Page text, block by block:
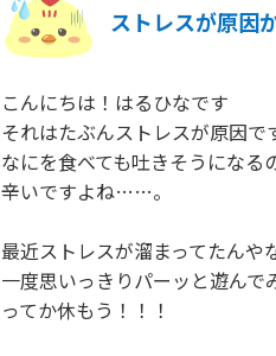
ストレスが原因
こんにちは！はるひなです
それはたぶんストレスが原因で
なにを食べても吐きそうになる
辛いですよね……。
最近ストレスが溜まってたんや
一度思いっきりパーッと遊んで
ってか休もう！！！